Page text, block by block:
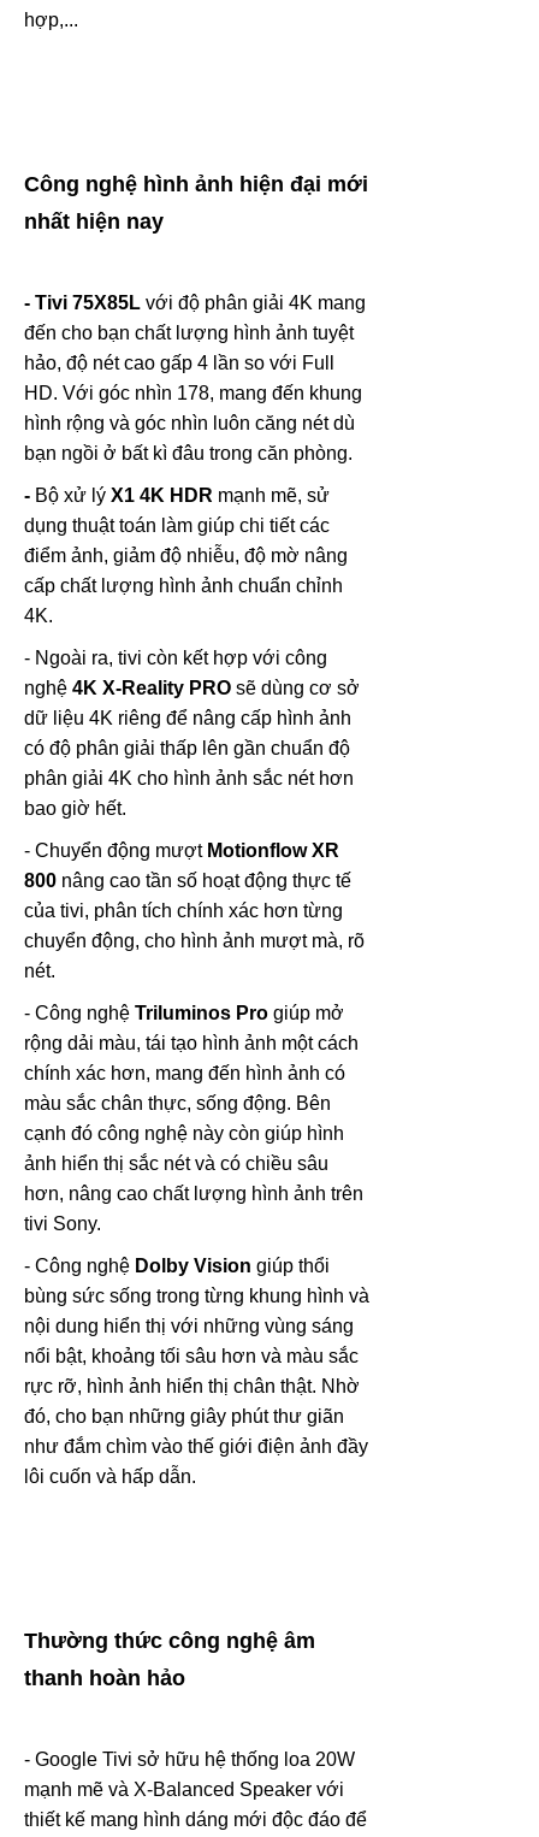
hợp,...
Công nghệ hình ảnh hiện đại mới
nhất hiện nay
- Tivi 75X85L với độ phân giải 4K mang
đến cho bạn chất lượng hình ảnh tuyệt
hảo, độ nét cao gấp 4 lần so với Full
HD. Với góc nhìn 178, mang đến khung
hình rộng và góc nhìn luôn căng nét dù
bạn ngồi ở bất kì đâu trong căn phòng.
- Bộ xử lý X1 4K HDR mạnh mẽ, sử
dụng thuật toán làm giúp chi tiết các
điểm ảnh, giảm độ nhiễu, độ mờ nâng
cấp chất lượng hình ảnh chuẩn chỉnh
4K.
- Ngoài ra, tivi còn kết hợp với công
nghệ 4K X-Reality PRO sẽ dùng cơ sở
dữ liệu 4K riêng để nâng cấp hình ảnh
có độ phân giải thấp lên gần chuẩn độ
phân giải 4K cho hình ảnh sắc nét hơn
bao giờ hết.
- Chuyển động mượt Motionflow XR
800 nâng cao tần số hoạt động thực tế
của tivi, phân tích chính xác hơn từng
chuyển động, cho hình ảnh mượt mà, rõ
nét.
- Công nghệ Triluminos Pro giúp mở
rộng dải màu, tái tạo hình ảnh một cách
chính xác hơn, mang đến hình ảnh có
màu sắc chân thực, sống động. Bên
cạnh đó công nghệ này còn giúp hình
ảnh hiển thị sắc nét và có chiều sâu
hơn, nâng cao chất lượng hình ảnh trên
tivi Sony.
- Công nghệ Dolby Vision giúp thổi
bùng sức sống trong từng khung hình và
nội dung hiển thị với những vùng sáng
nổi bật, khoảng tối sâu hơn và màu sắc
rực rỡ, hình ảnh hiển thị chân thật. Nhờ
đó, cho bạn những giây phút thư giãn
như đắm chìm vào thế giới điện ảnh đầy
lôi cuốn và hấp dẫn.
Thường thức công nghệ âm
thanh hoàn hảo
- Google Tivi sở hữu hệ thống loa 20W
mạnh mẽ và X-Balanced Speaker với
thiết kế mang hình dáng mới độc đáo để